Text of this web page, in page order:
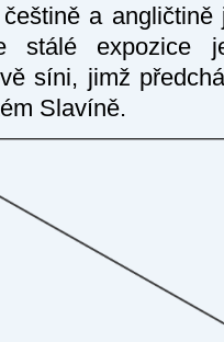
a
expozice
síni, jimž
Slavíně.